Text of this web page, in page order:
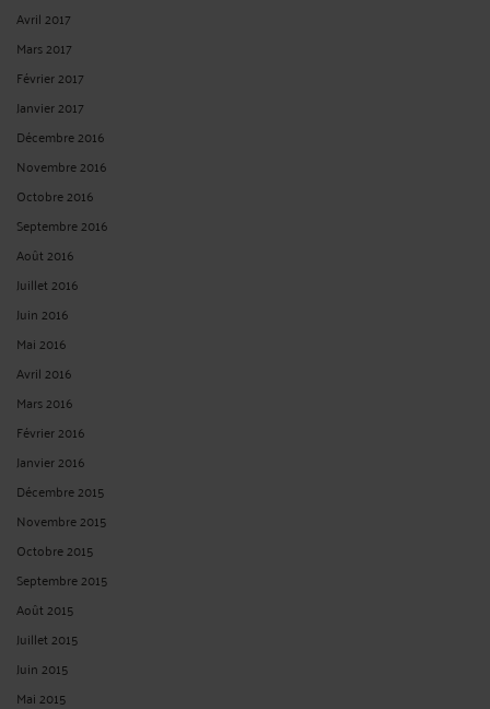
Mars 2017
Février 2017
Janvier 2017
Décembre 2016
Novembre 2016
Octobre 2016
Septembre 2016
Août 2016
Juillet 2016
Juin 2016
Mai 2016
Avril 2016
Mars 2016
Février 2016
Janvier 2016
Décembre 2015
Novembre 2015
Octobre 2015
Septembre 2015
Août 2015
Juillet 2015
Juin 2015
Mai 2015
Avril 2015